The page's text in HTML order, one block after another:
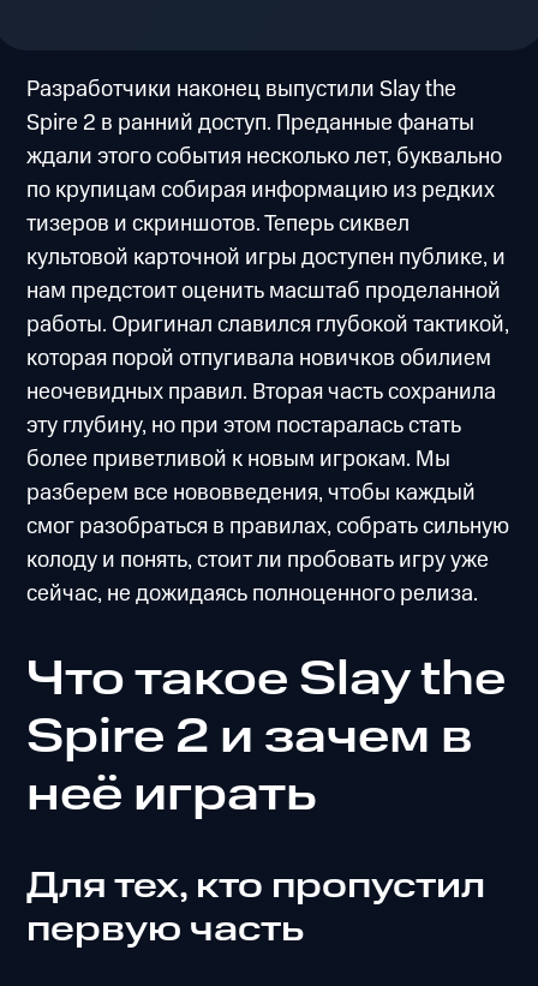
Разработчики наконец выпустили Slay the
Spire 2 в ранний доступ. Преданные фанаты
ждали этого события несколько лет, буквально
по крупицам собирая информацию из редких
тизеров и скриншотов. Теперь сиквел
культовой карточной игры доступен публике, и
нам предстоит оценить масштаб проделанной
работы. Оригинал славился глубокой тактикой,
которая порой отпугивала новичков обилием
неочевидных правил. Вторая часть сохранила
эту глубину, но при этом постаралась стать
более приветливой к новым игрокам. Мы
разберем все нововведения, чтобы каждый
смог разобраться в правилах, собрать сильную
колоду и понять, стоит ли пробовать игру уже
сейчас, не дожидаясь полноценного релиза.
Что такое Slay the
Spire 2 и зачем в
неё играть
Для тех, кто пропустил
первую часть